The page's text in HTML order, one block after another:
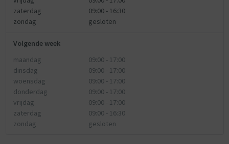
zaterdag
09:00 - 16:30
zondag
gesloten
Volgende week
maandag
09:00 - 17:00
dinsdag
09:00 - 17:00
woensdag
09:00 - 17:00
donderdag
09:00 - 17:00
vrijdag
09:00 - 17:00
zaterdag
09:00 - 16:30
zondag
gesloten